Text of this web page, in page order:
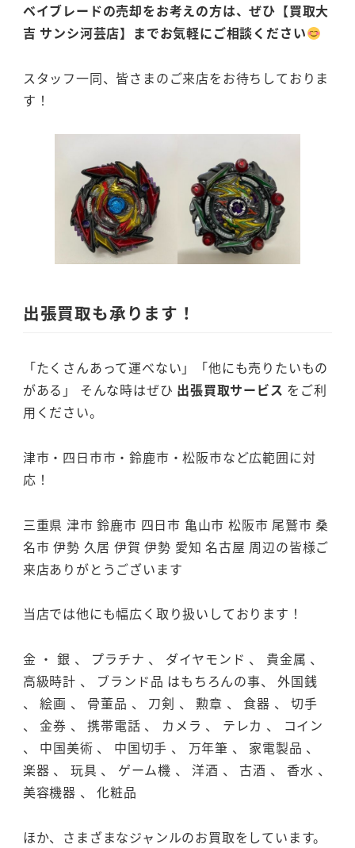
ベイブレードの売却をお考えの方は、ぜひ【買取大
吉 サンシ河芸店】までお気軽にご相談ください
スタッフ一同、皆さまのご来店をお待ちしておりま
す！
出張買取も承ります！
「たくさんあって運べない」「他にも売りたいもの
がある」 そんな時はぜひ 出張買取サービス をご利
用ください。
津市・四日市市・鈴鹿市・松阪市など広範囲に対
応！
三重県 津市 鈴鹿市 四日市 亀山市 松阪市 尾鷲市 桑
名市 伊勢 久居 伊賀 伊勢 愛知 名古屋 周辺の皆様ご
来店ありがとうございます
当店では他にも幅広く取り扱いしております！
金 ・ 銀 、 プラチナ 、 ダイヤモンド 、 貴金属 、
高級時計 、 ブランド品 はもちろんの事、 外国銭
、 絵画 、 骨董品 、 刀剣 、 勲章 、 食器 、 切手
、 金券 、 携帯電話 、 カメラ 、 テレカ 、 コイン
、 中国美術 、 中国切手 、 万年筆 、 家電製品 、
楽器 、 玩具 、 ゲーム機 、 洋酒 、 古酒 、 香水 、
美容機器 、 化粧品
ほか、さまざまなジャンルのお買取をしています。